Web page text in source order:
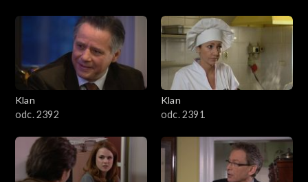
3201–3300
3101–3200
3001–3100
2901–3000
2801–2900
Klan
odc. 2392
Klan
odc. 2391